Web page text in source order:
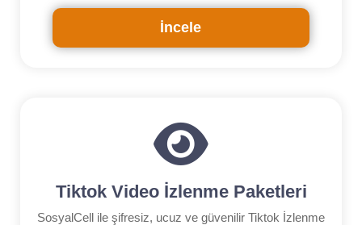
İncele
Tiktok Video İzlenme Paketleri
SosyalCell ile şifresiz, ucuz ve güvenilir Tiktok İzlenme